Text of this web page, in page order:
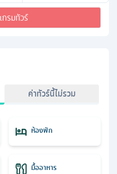
รมทัวร์
ค่าทัวร์นี้ไม่รวม
ห้องพัก
มื้ออาหาร